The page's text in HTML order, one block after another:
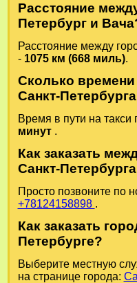
Расстояние
Петербург и
Расстояние между
- 1075 км (668 миль).
Сколько времени
Санкт-
Время в пути на такси
минут .
Как заказать
Санкт-
Просто позвоните по
+78124158898 .
Как заказать
Петербурге?
Выберите местную
на странице города: